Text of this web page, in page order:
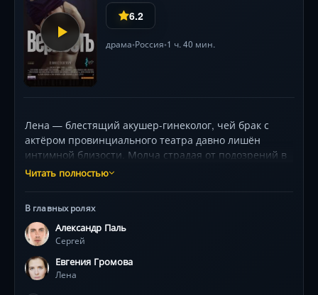
6.2
драма•Россия•1 ч. 40 мин.
Лена — блестящий акушер-гинеколог, чей брак с
актёром провинциального театра давно лишён
интимной близости. Молча страдая от подозрений в
измене мужа, она не решается на откровенный
Громова мастерски передаёт хрупкость героини,
балансирующей между двумя реальностями. Её
«параллельная жизнь» быстро обретает пугающую
подлинность, а холодные улицы Петербурга
становятся немым свидетелем надвигающейся
Читать полностью
В главных ролях
Александр Паль
Сергей
Евгения Громова
Лена